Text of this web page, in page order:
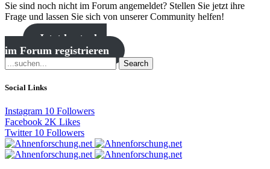
Sie sind noch nicht im Forum angemeldet? Stellen Sie jetzt ihre
Frage und lassen Sie sich von unserer Community helfen!
Jetzt kostenlos
im Forum registrieren
Search
Social Links
Instagram 10 Followers
Facebook 2K Likes
Twitter 10 Followers